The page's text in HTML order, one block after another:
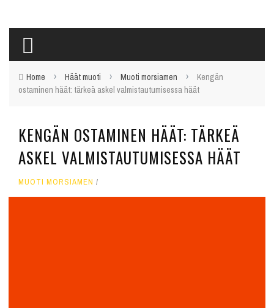
Home › Häät muoti › Muoti morsiamen ›
Kengän
ostaminen häät: tärkeä askel valmistautumisessa häät
KENGÄN OSTAMINEN HÄÄT: TÄRKEÄ
ASKEL VALMISTAUTUMISESSA HÄÄT
MUOTI MORSIAMEN